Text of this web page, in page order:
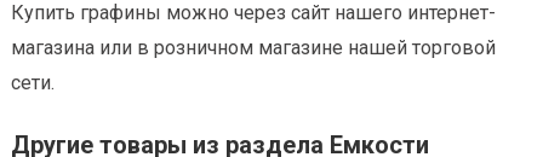
Купить графины можно через сайт нашего интернет-
магазина или в розничном магазине нашей торговой
сети.
Другие товары из раздела Емкости